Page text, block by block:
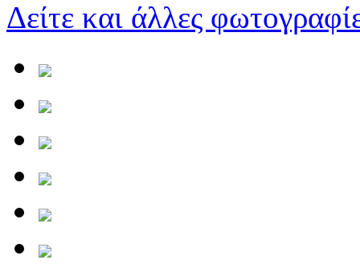
Δείτε και άλλες